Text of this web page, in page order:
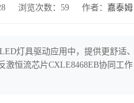
浏览次数：59 作者： 嘉泰姆
灯具驱动应用中，提供更舒适
激恒流芯片CXLE8468EB协同